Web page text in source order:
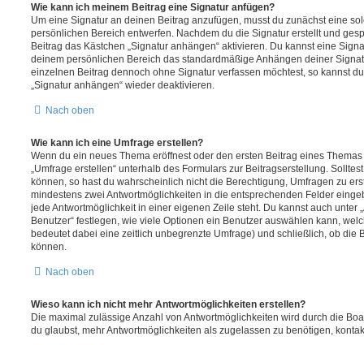
Wie kann ich meinem Beitrag eine Signatur anfügen?
Um eine Signatur an deinen Beitrag anzufügen, musst du zunächst eine
persönlichen Bereich entwerfen. Nachdem du die Signatur erstellt und
Beitrag das Kästchen „Signatur anhängen“ aktivieren. Du kannst eine
deinem persönlichen Bereich das standardmäßige Anhängen deiner
einzelnen Beitrag dennoch ohne Signatur verfassen möchtest, so kannst
„Signatur anhängen“ wieder deaktivieren.
Nach oben
Wie kann ich eine Umfrage erstellen?
Wenn du ein neues Thema eröffnest oder den ersten Beitrag eines
„Umfrage erstellen“ unterhalb des Formulars zur Beitragserstellung.
können, so hast du wahrscheinlich nicht die Berechtigung, Umfragen zu
mindestens zwei Antwortmöglichkeiten in die entsprechenden Felder
jede Antwortmöglichkeit in einer eigenen Zeile steht. Du kannst auch unter
Benutzer“ festlegen, wie viele Optionen ein Benutzer auswählen kann,
bedeutet dabei eine zeitlich unbegrenzte Umfrage) und schließlich, ob die
können.
Nach oben
Wieso kann ich nicht mehr Antwortmöglichkeiten erstellen?
Die maximal zulässige Anzahl von Antwortmöglichkeiten wird durch die
du glaubst, mehr Antwortmöglichkeiten als zugelassen zu benötigen,